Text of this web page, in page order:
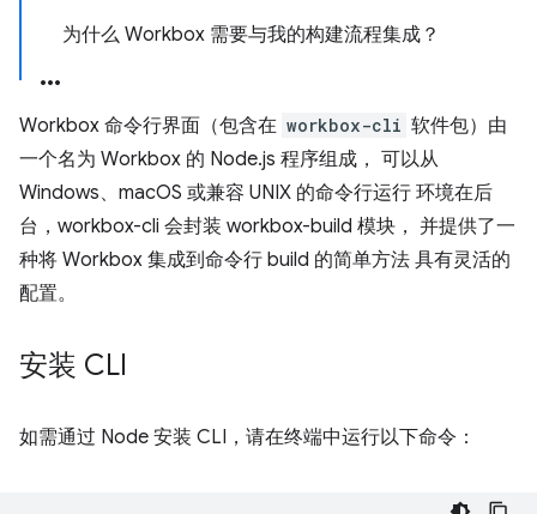
为什么 Workbox 需要与我的构建流程集成？
Workbox 命令行界面（包含在 workbox-cli 软件包）由
一个名为 Workbox 的 Node.js 程序组成， 可以从
Windows、macOS 或兼容 UNIX 的命令行运行 环境在后
台，workbox-cli 会封装 workbox-build 模块， 并提供了一
种将 Workbox 集成到命令行 build 的简单方法 具有灵活的
配置。
安装 CLI
如需通过 Node 安装 CLI，请在终端中运行以下命令：